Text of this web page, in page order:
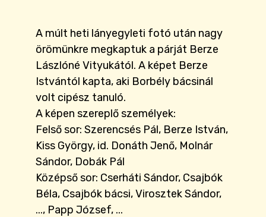
A múlt heti lányegyleti fotó után nagy
örömünkre megkaptuk a párját Berze
Lászlóné Vityukától. A képet Berze
Istvántól kapta, aki Borbély bácsinál
volt cipész tanuló.
A képen szereplő személyek:
Felső sor: Szerencsés Pál, Berze István,
Kiss György, id. Donáth Jenő, Molnár
Sándor, Dobák Pál
Középső sor: Cserháti Sándor, Csajbók
Béla, Csajbók bácsi, Virosztek Sándor,
..., Papp József, ...